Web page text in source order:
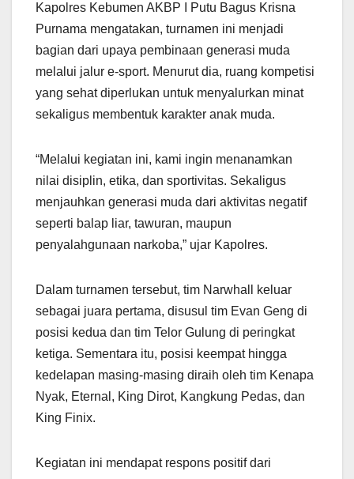
Kapolres Kebumen AKBP I Putu Bagus Krisna
Purnama mengatakan, turnamen ini menjadi
bagian dari upaya pembinaan generasi muda
melalui jalur e-sport. Menurut dia, ruang kompetisi
yang sehat diperlukan untuk menyalurkan minat
sekaligus membentuk karakter anak muda.
“Melalui kegiatan ini, kami ingin menanamkan
nilai disiplin, etika, dan sportivitas. Sekaligus
menjauhkan generasi muda dari aktivitas negatif
seperti balap liar, tawuran, maupun
penyalahgunaan narkoba,” ujar Kapolres.
Dalam turnamen tersebut, tim Narwhall keluar
sebagai juara pertama, disusul tim Evan Geng di
posisi kedua dan tim Telor Gulung di peringkat
ketiga. Sementara itu, posisi keempat hingga
kedelapan masing-masing diraih oleh tim Kenapa
Nyak, Eternal, King Dirot, Kangkung Pedas, dan
King Finix.
Kegiatan ini mendapat respons positif dari